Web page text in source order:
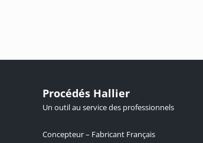
Procédés Hallier
Un outil au service des professionnels
Concepteur – Fabricant Français